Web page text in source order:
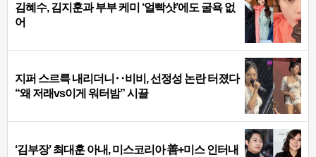
김혜수, 김지훈과 부부 케미 ‘얼빡샷’에도 굴욕 없
어
지퍼 스르륵 내리더니‥비비, 선정성 논란 터졌다
“왜 저래vs이게 워터밤” 시끌
‘김부장’ 최대훈 아내, 미스코리아 善+미스 인터내